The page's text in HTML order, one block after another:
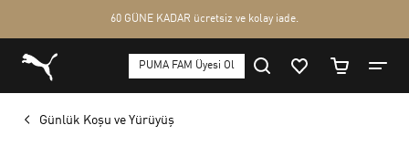
Günlük Koşu ve Yürüyüş